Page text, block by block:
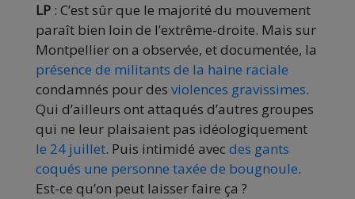
LP : C’est sûr que le majorité du mouvement
paraît bien loin de l’extrême-droite. Mais sur
Montpellier on a observée, et documentée, la
présence de militants de la haine raciale
condamnés pour des violences gravissimes.
Qui d’ailleurs ont attaqués d’autres groupes
qui ne leur plaisaient pas idéologiquement
le 24 juillet. Puis intimidé avec des gants
coqués une personne taxée de bougnoule.
Est-ce qu’on peut laisser faire ça ?